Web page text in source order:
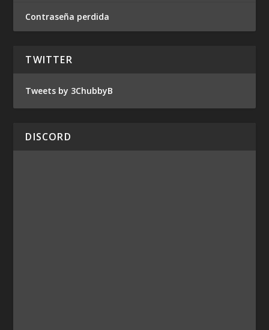
Contraseña perdida
TWITTER
Tweets by 3ChubbyB
DISCORD